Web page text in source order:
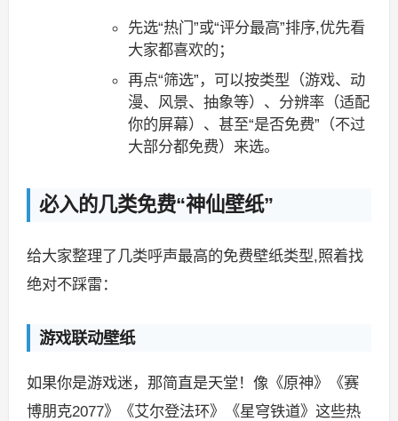
先选“热门”或“评分最高”排序,优先看
大家都喜欢的；
再点“筛选”，可以按类型（游戏、动
漫、风景、抽象等）、分辨率（适配
你的屏幕）、甚至“是否免费”（不过
大部分都免费）来选。
必入的几类免费“神仙壁纸”
给大家整理了几类呼声最高的免费壁纸类型,照着找
绝对不踩雷：
游戏联动壁纸
如果你是游戏迷，那简直是天堂！像《原神》《赛
博朋克2077》《艾尔登法环》《星穹铁道》这些热